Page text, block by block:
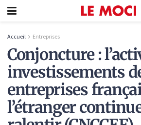
Accueil Entreprises
Conjoncture :
investissements
entreprises
l’étranger